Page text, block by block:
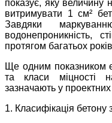
показує, яку величину
витримувати 1 см²
Завдяки
водонепроникність,
протягом багатьох
Ще одним показником
та класи міцності
зазначають у
1. Класифікація